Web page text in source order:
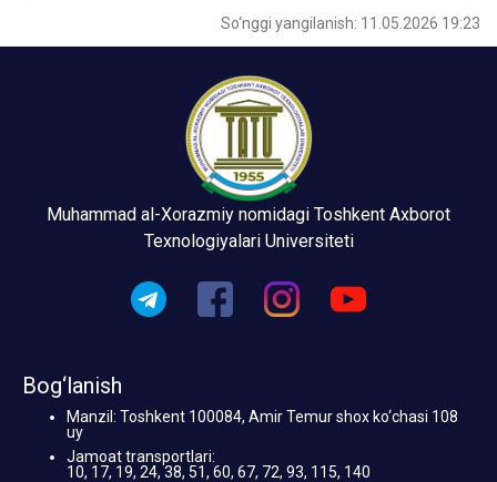
So‘nggi yangilanish: 11.05.2026 19:23
Muhammad al-Xorazmiy nomidagi Toshkent Axborot
Texnologiyalari Universiteti
Bog‘lanish
Manzil: Toshkent 100084, Amir Temur shox ko‘chasi 108
uy
Jamoat transportlari:
10, 17, 19, 24, 38, 51, 60, 67, 72, 93, 115, 140